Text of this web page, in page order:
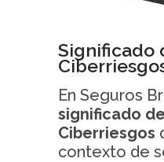
Significado
En Seguros
significado
Ciberriesgos
contexto de